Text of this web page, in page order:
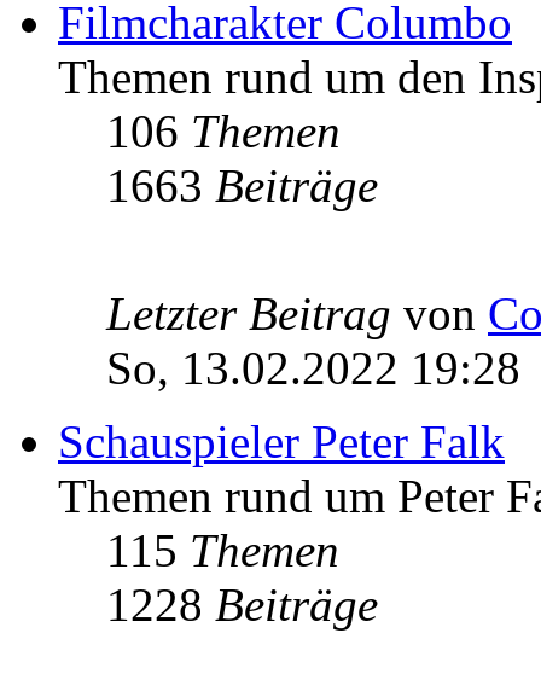
Filmcharakter Columbo
Themen rund um den
106 Themen
1663 Beiträge
Letzter Beitrag von
So, 13.02.2022 19:28
Schauspieler Peter Falk
Themen rund um Peter
115 Themen
1228 Beiträge